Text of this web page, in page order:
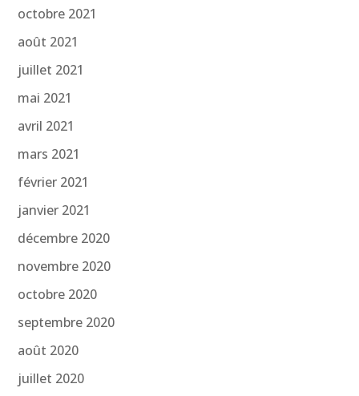
octobre 2021
août 2021
juillet 2021
mai 2021
avril 2021
mars 2021
février 2021
janvier 2021
décembre 2020
novembre 2020
octobre 2020
septembre 2020
août 2020
juillet 2020